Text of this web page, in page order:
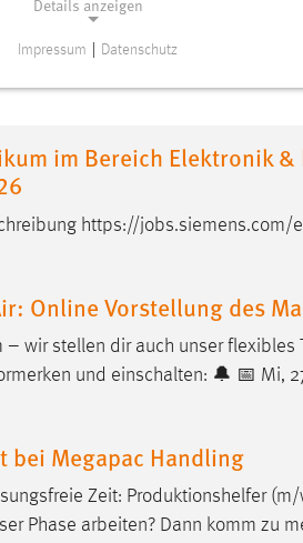
im Bereich Elektronik
https://jobs.siemens.com/
Online Vorstellung des
– wir stellen dir auch unser
und einschalten: 🔔 📅 Mi,
bei Megapac Handling
Zeit: Produktionshelfer
Phase arbeiten? Dann komm zu
Details anzeigen
Dieser Cookie speichert die
ausgewählten Einverständnis-Optionen
des Benutzers
staticfilecache
Impressum Datenschutz